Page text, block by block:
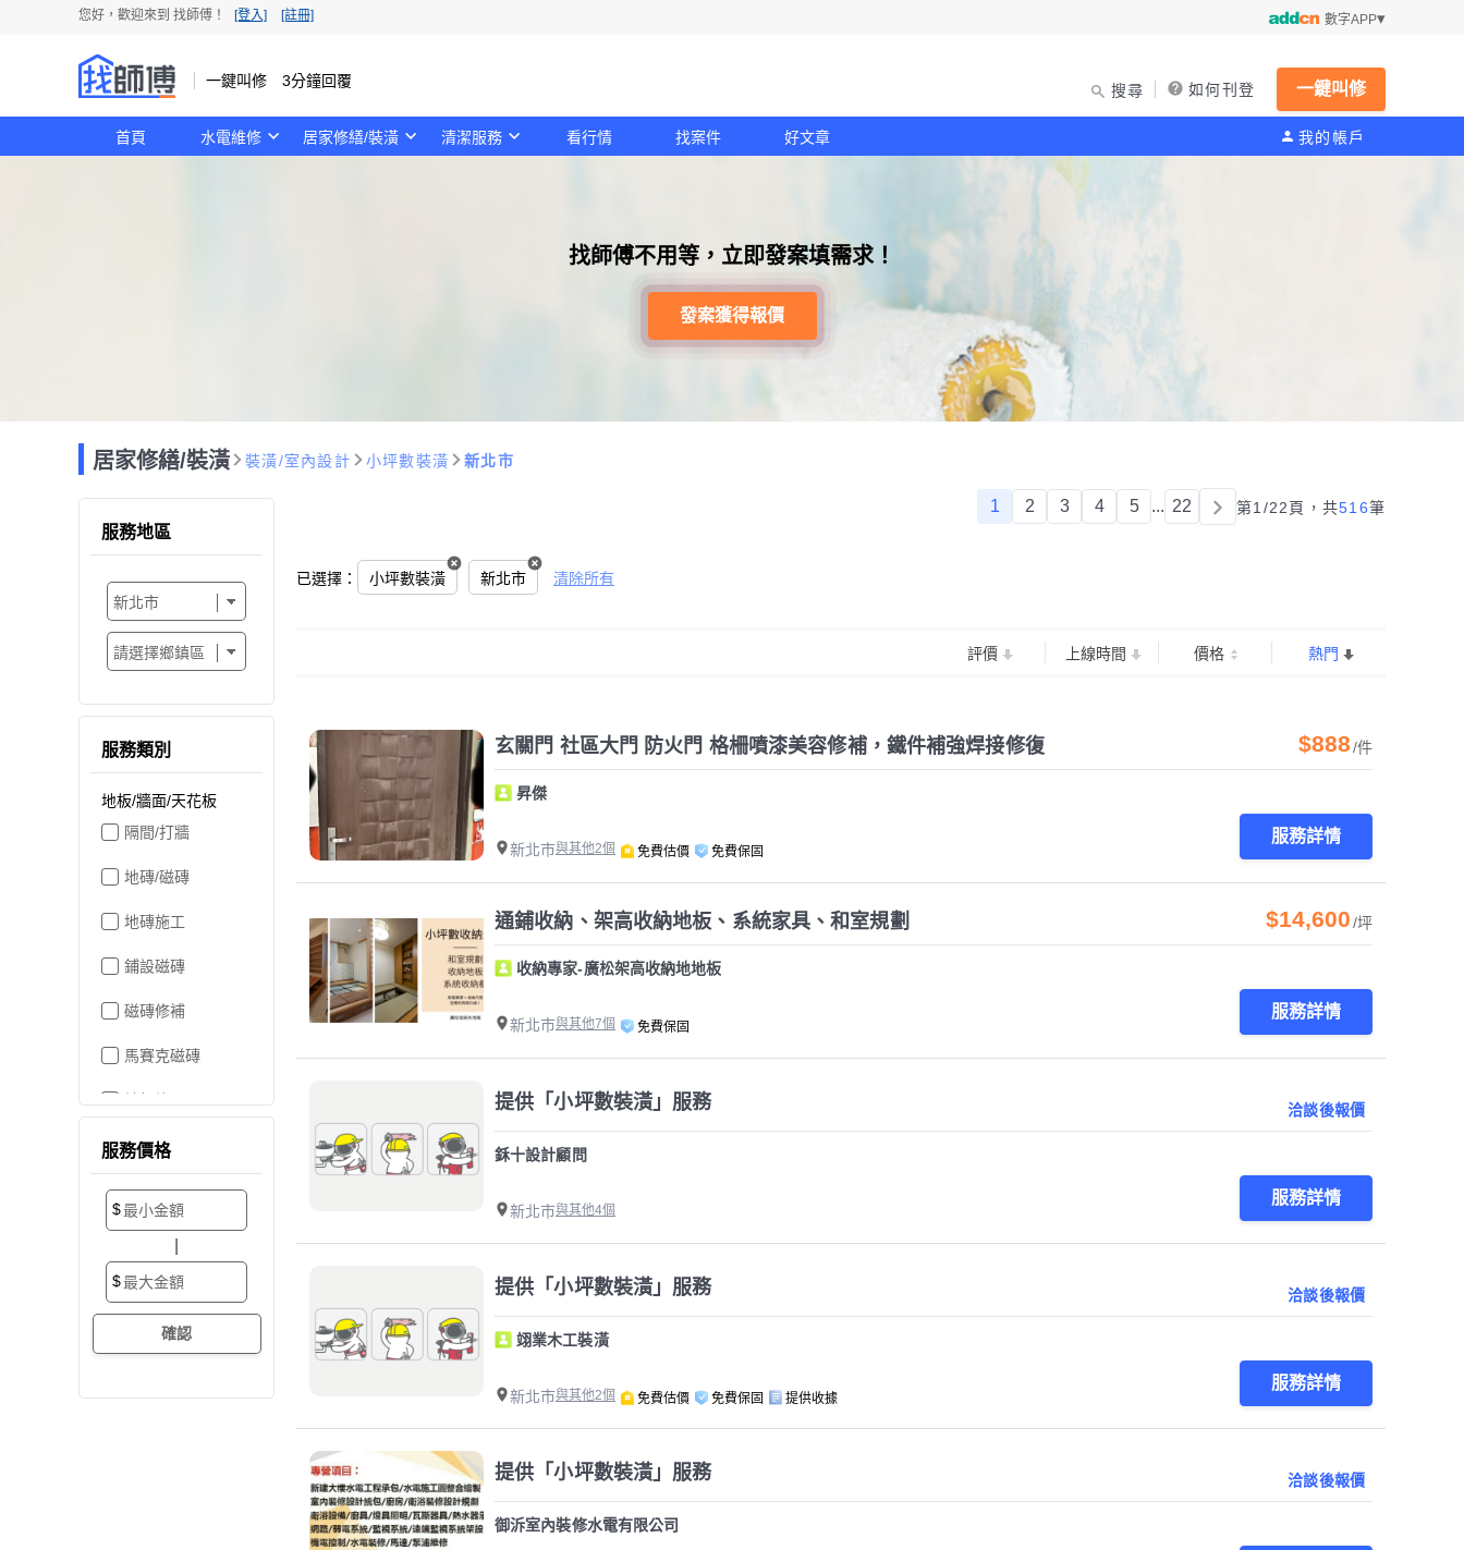
您好，歡迎來到 找師傅！ [登入] [註冊] 數字APP
一鍵叫修 3分鐘回覆
搜尋 如何刊登 一鍵叫修
首頁 水電維修 居家修繕/裝潢 清潔服務 看行情 找案件 好文章 我的帳戶
找師傅不用等，立即發案填需求！
發案獲得報價
居家修繕/裝潢 裝潢/室內設計 小坪數裝潢 新北市
1 2 3 4 5 ... 22 第1/22頁， 共516筆
已選擇： 小坪數裝潢 新北市 清除所有
服務地區
服務類別
地板/牆面/天花板
隔間/打牆
地磚/磁磚
地磚施工
鋪設磁磚
磁磚修補
馬賽克磁磚
地板維修
地板拋光打蠟
地板防滑施工
塑膠地板工程
實木地板
服務價格
$
$
評價 上線時間 價格 熱門
玄關門 社區大門 防火門 格柵噴漆美容修補，鐵件補強焊接修復 $888/件
昇傑
新北市與其他2個 免費估價 免費保固
服務詳情
通鋪收納、架高收納地板、系統家具、和室規劃 $14,600/坪
收納專家-廣松架高收納地地板
新北市與其他7個 免費保固
服務詳情
提供「小坪數裝潢」服務 洽談後報價
鉌十設計顧問
新北市與其他4個
服務詳情
提供「小坪數裝潢」服務 洽談後報價
翊業木工裝潢
新北市與其他2個 免費估價 免費保固 提供收據
服務詳情
提供「小坪數裝潢」服務 洽談後報價
御泝室內裝修水電有限公司